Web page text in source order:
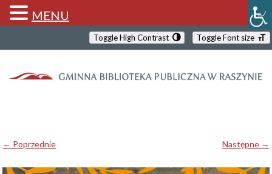
Toggle High Contrast Toggle Font size
← Poprzednie Następne →
MENU